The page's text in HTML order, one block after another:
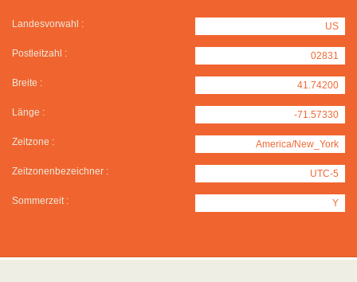
Landesvorwahl : US
Postleitzahl : 02831
Breite : 41.74200
Länge : -71.57330
Zeitzone : America/New_York
Zeitzonenbezeichner : UTC-5
Sommerzeit : Y